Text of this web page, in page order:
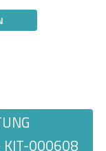
KIT-000608